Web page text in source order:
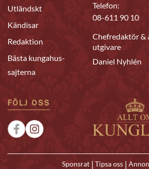
Utländskt
Kändisar
Redaktion
Bästa kungahus-
sajterna
Telefon:
08-611 90 10
Chefredaktör &
utgivare
Daniel Nyhlén
FÖLJ OSS
Sponsrat | Tipsa oss |